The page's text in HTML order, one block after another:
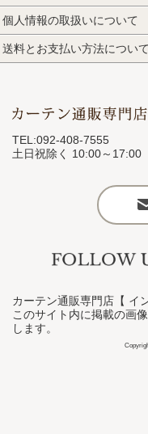
個人情報の取扱いについて
送料とお支払い方法について
TEL:092-408-7555
土日祝除く 10:00～17:00
カーテン通販専門店【 イ
このサイト内に掲載の画
します。